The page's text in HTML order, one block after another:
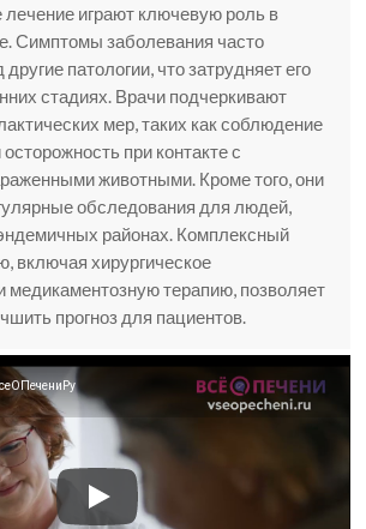
лечение играют ключевую роль в
Симптомы заболевания часто
патологии, что затрудняет его
стадиях. Врачи подчеркивают
мер, таких как соблюдение
при контакте с
животными. Кроме того, они
обследования для людей,
районах. Комплексный
включая хирургическое
медикаментозную терапию, позволяет
прогноз для пациентов.